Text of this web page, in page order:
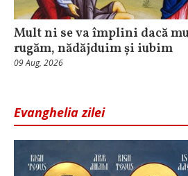
Mult ni se va împlini dacă
rugăm, nădăjduim și iubim
09 Aug, 2026
Evanghelia zilei